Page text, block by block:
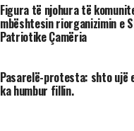
Figura të njohura të
mbështesin riorganizimin e
Patriotike Çamëria
Pasarelë-protesta: shto ujë
ka humbur fillin.